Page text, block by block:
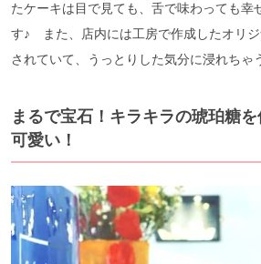
たケーキは目で見ても、舌で味わっても幸
す♪ また、店内には工房で作成したオリ
されていて、うっとりした気分に浸れちゃ
まるで宝石！キラキラの琥珀糖
可愛い！